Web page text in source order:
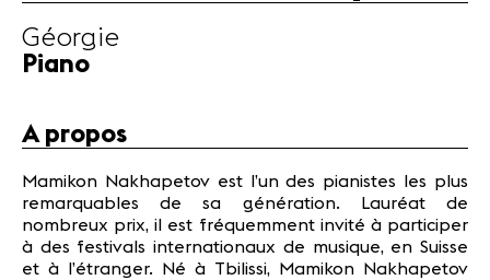
Partenaires
Concerts
Médiation
Médias
Géorgie
Piano
A propos
Mamikon Nakhapetov est l’un des pianistes les plus
remarquables de sa génération. Lauréat de
nombreux prix, il est fréquemment invité à participer
à des festivals internationaux de musique, en Suisse
et à l’étranger. Né à Tbilissi, Mamikon Nakhapetov